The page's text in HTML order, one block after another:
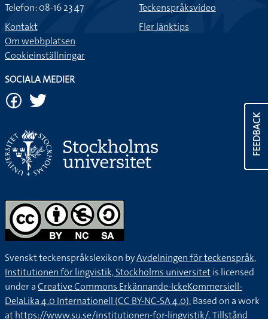
FEEDBACK
Telefon: 08-16 23 47
Kontakt
Om webbplatsen
Cookieinställningar
Teckenspråksvideo
Fler länktips
SOCIALA MEDIER
Svenskt teckenspråkslexikon byAvdelningen för teckenspråk,
Institutionen för lingvistik, Stockholms universitetis licensed
under aCreative Commons Erkännande-IckeKommersiell-
DelaLika 4.0 Internationell (CC BY-NC-SA 4.0).Based on a work
athttps://www.su.se/institutionen-for-lingvistik/. Tillstånd